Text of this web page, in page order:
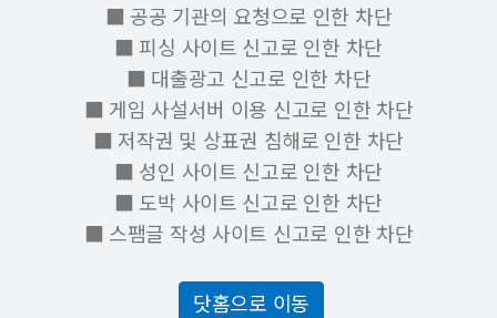
■ 공공 기관의 요청으로 인한 차단
■ 피싱 사이트 신고로 인한 차단
■ 대출광고 신고로 인한 차단
■ 게임 사설서버 이용 신고로 인한 차단
■ 저작권 및 상표권 침해로 인한 차단
■ 성인 사이트 신고로 인한 차단
■ 도박 사이트 신고로 인한 차단
■ 스팸글 작성 사이트 신고로 인한 차단
닷홈으로 이동